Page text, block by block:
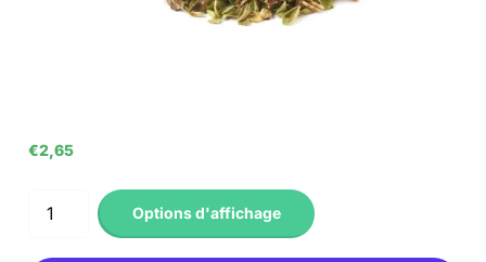
€2,65
Options d'affichage